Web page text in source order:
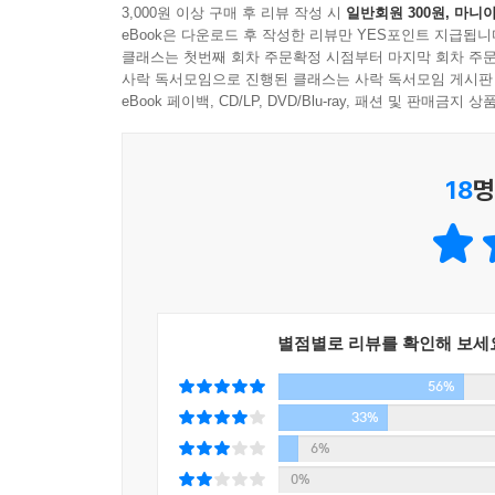
검차, 우노, 운제, 포, 목만 등 고려의 무기들이 어
치밀한 고증을 바탕으로 그려진 살아있는 고려 병
역사를 바라볼 때 우리는 흔히 한두 명의 걸출
역사는 위대한 영웅 한 사람의 힘만으로 만들어
이생의 이야기이다. 저자들은 이생의 삶에서
우리는 역사를 볼 때 승리와 패배, 성공과 실패
꾸려가는 역사는 그리 단순하지만은 않다. 전쟁
직접에 부딪쳐야 했던 민초들의 고단한 삶과 투
때도 당당히 침략 세력에 맞서 싸우며 나라를 지
3,000원 이상 구매 후 리뷰 작성 시 일반회원 300원, 마니
eBook은 다운로드 후 작성한 리뷰만 YES포인트 지급됩니
클래스는 첫번째 회차 주문확정 시점부터 마지막 회차 주
사락 독서모임으로 진행된 클래스는 사락 독서모임 게시
eBook 페이백, CD/LP, DVD/Blu-ray, 패션 및 판매금지 상
18
별점별로 리뷰를 확인해 보세
56%
33%
6%
0%